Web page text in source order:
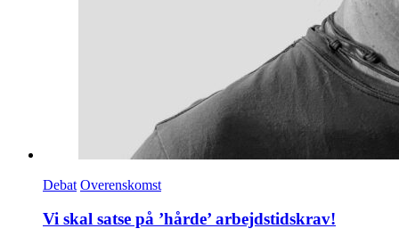
Debat Overenskomst
Vi skal satse på ’hårde’ arbejdstidskrav!